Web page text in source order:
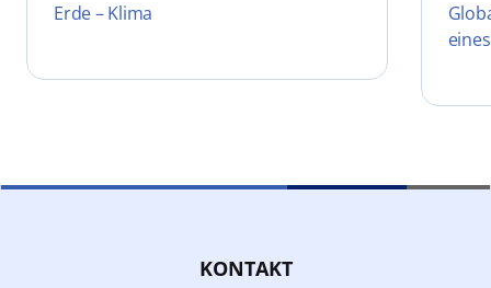
Erde – Klima
KONTAKT